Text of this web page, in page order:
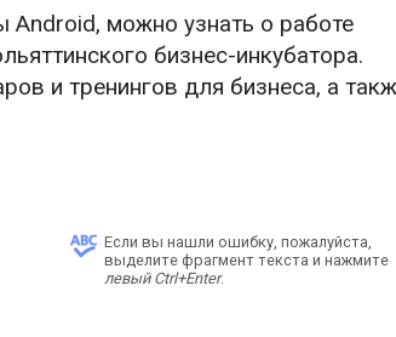
Android, можно узнать о работе
бизнес-инкубатора.
и тренингов для бизнеса, а
Если вы нашли ошибку, пожалуйста,
выделите фрагмент текста и нажмите
левый Ctrl+Enter.